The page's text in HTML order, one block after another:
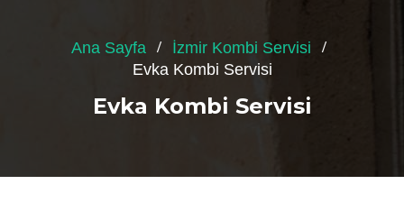
Ana Sayfa
İzmir Kombi Servisi
Evka Kombi Servisi
Evka Kombi Servisi